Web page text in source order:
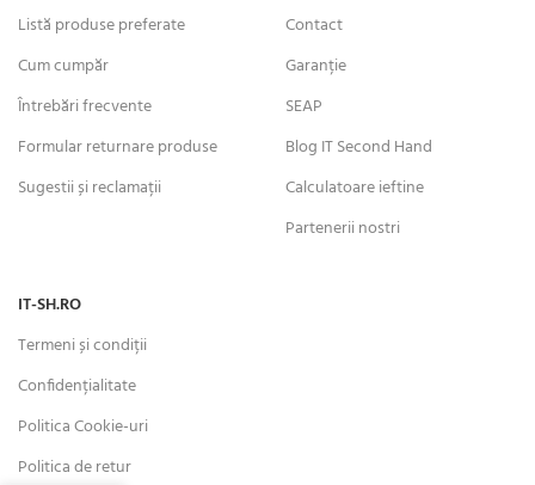
Listă produse preferate
Cum cumpăr
Întrebări frecvente
Formular returnare produse
Sugestii și reclamații
Contact
Garanție
SEAP
Blog IT Second Hand
Calculatoare ieftine
Partenerii nostri
IT-SH.RO
Termeni și condiții
Confidențialitate
Politica Cookie-uri
Politica de retur